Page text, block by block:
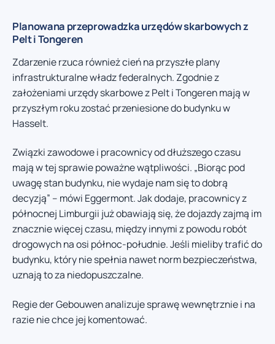
Planowana przeprowadzka urzędów skarbowych z
Pelt i Tongeren
Zdarzenie rzuca również cień na przyszłe plany
infrastrukturalne władz federalnych. Zgodnie z
założeniami urzędy skarbowe z Pelt i Tongeren mają w
przyszłym roku zostać przeniesione do budynku w
Hasselt.
Związki zawodowe i pracownicy od dłuższego czasu
mają w tej sprawie poważne wątpliwości. „Biorąc pod
uwagę stan budynku, nie wydaje nam się to dobrą
decyzją” – mówi Eggermont. Jak dodaje, pracownicy z
północnej Limburgii już obawiają się, że dojazdy zajmą im
znacznie więcej czasu, między innymi z powodu robót
drogowych na osi północ-południe. Jeśli mieliby trafić do
budynku, który nie spełnia nawet norm bezpieczeństwa,
uznają to za niedopuszczalne.
Regie der Gebouwen analizuje sprawę wewnętrznie i na
razie nie chce jej komentować.